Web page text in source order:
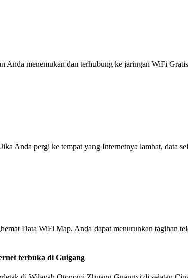
menemukan dan terhubung ke jaringan WiFi
Anda pergi ke tempat yang Internetnya lambat, data
Data WiFi Map. Anda dapat menurunkan tagihan
terbuka di Guigang